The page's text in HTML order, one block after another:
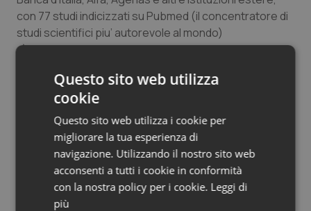
Salute orale & impianti
Tiroide
Tumore al seno
Tumore ovarico
Tumori del Polmone & Testa Collo
con 77 studi indicizzati su Pubmed (il concentratore di
studi scientifici piu’ autorevole al mondo)
c) Istat
13 Luglio 2015
© Riproduzione riservata
Questo sito web utilizza
cookie
Questo sito web utilizza i cookie per
migliorare la tua esperienza di
navigazione. Utilizzando il nostro sito web
acconsenti a tutti i cookie in conformità
con la nostra policy per i cookie. Leggi di
più